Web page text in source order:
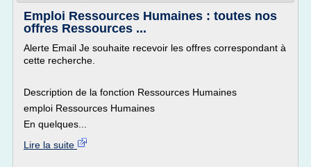
Emploi Ressources Humaines : toutes nos
offres Ressources ...
Alerte Email Je souhaite recevoir les offres correspondant à
cette recherche.
Description de la fonction Ressources Humaines
emploi Ressources Humaines
En quelques...
Lire la suite